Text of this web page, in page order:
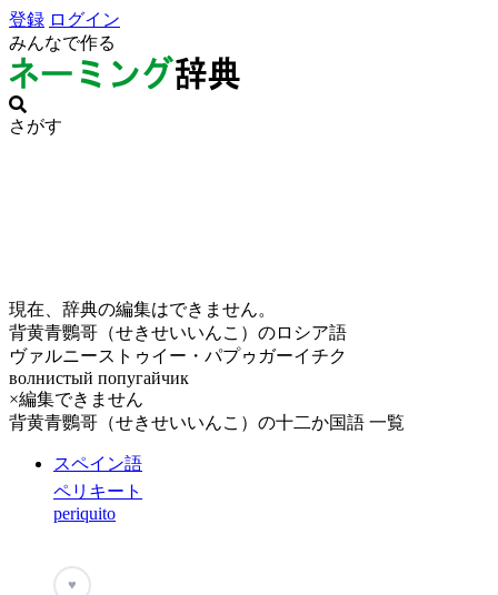
登録 ログイン
みんなで作る
さがす
現在、辞典の編集はできません。
背黄青鸚哥（せきせいいんこ）のロシア語
ヴァルニーストゥイー・パプゥガーイチク
волнистый попугайчик
×編集できません
背黄青鸚哥（せきせいいんこ）の十二か国語 一覧
スペイン語
ペリキート
periquito
♥